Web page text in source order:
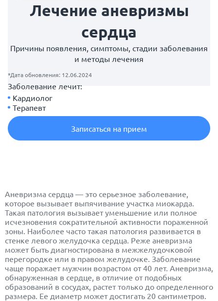
Лечение аневризмы
сердца
Причины появления, симптомы, стадии заболевания
и методы лечения
*Дата обновления: 12.06.2024
Заболевание лечит:
Кардиолог
Терапевт
Записаться на прием
Аневризма сердца — это серьезное заболевание,
которое вызывает выпячивание участка миокарда.
Такая патология вызывает уменьшение или полное
исчезновения сократительной активности пораженной
зоны. Наиболее часто такая патология развивается в
стенке левого желудочка сердца. Реже аневризма
может быть диагностирована в межжелудочковой
перегородке или в правом желудочке. Заболевание
чаще поражает мужчин возрастом от 40 лет. Аневризма,
обнаруженная в сердце, в отличие от подобных
образований в сосудах, растет только до определенного
размера. Ее диаметр может достигать 20 сантиметров.